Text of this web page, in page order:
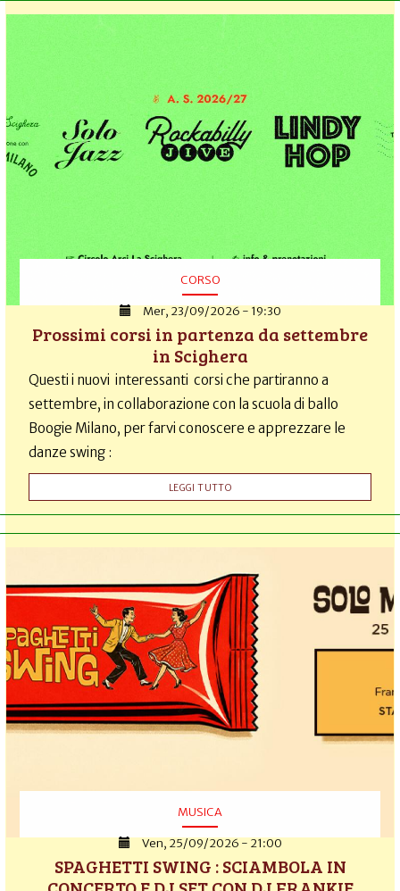
CORSO
Mer, 23/09/2026 - 19:30
Prossimi corsi in partenza da settembre
in Scighera
Questi i nuovi interessanti corsi che partiranno a
settembre, in collaborazione con la scuola di ballo
Boogie Milano, per farvi conoscere e apprezzare le
danze swing :
LEGGI TUTTO
MUSICA
Ven, 25/09/2026 - 21:00
SPAGHETTI SWING : SCIAMBOLA IN